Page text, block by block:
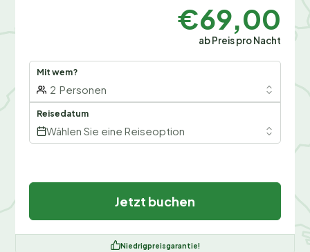
€69,00
ab Preis pro Nacht
Mit wem?
2 Personen
Reisedatum
Wählen Sie eine Reiseoption
Jetzt buchen
Niedrigpreisgarantie!